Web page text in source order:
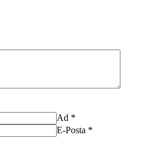
Ad *
E-Posta *